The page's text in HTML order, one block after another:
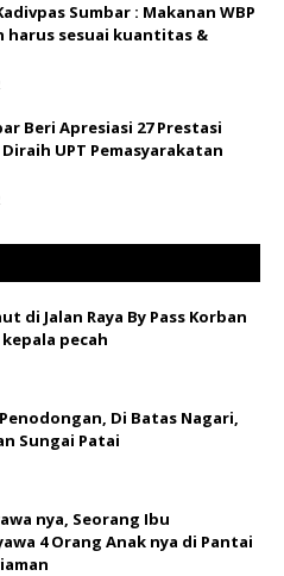
Sumbar : Makanan WBP
harus sesuai kuantitas &
Beri Apresiasi 27 Prestasi
UPT Pemasyarakatan
di Jalan Raya By Pass Korban
pecah
Di Batas Nagari,
Sungai Patai
nya, Seorang Ibu
4 Orang Anak nya di Pantai